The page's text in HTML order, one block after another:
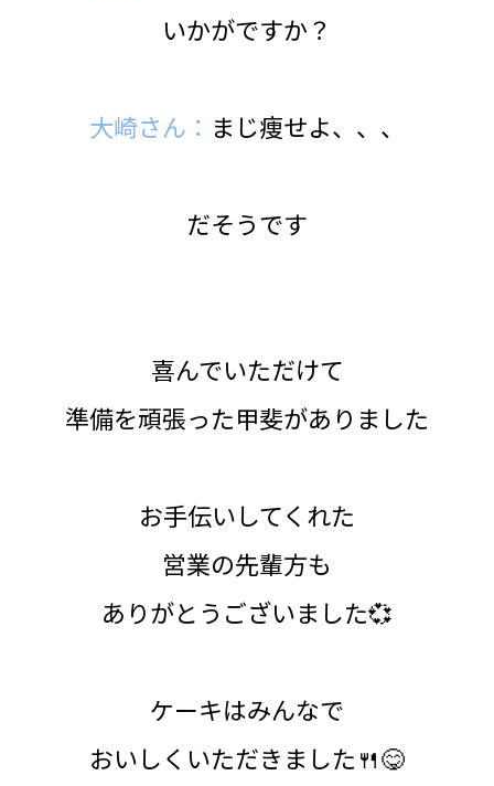
いかがですか？
大崎さん： まじ痩せよ、、、
だそうです
喜んでいただけて
準備を頑張った甲斐がありました
お手伝いしてくれた
営業の先輩方も
ありがとうございました💞
ケーキはみんなで
おいしくいただきました🍴😋